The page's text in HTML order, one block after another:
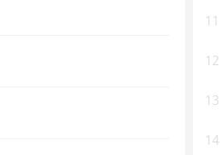
11
12
13
14